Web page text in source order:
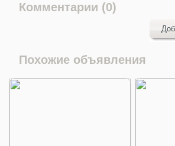
Комментарии (0)
Похожие объявления